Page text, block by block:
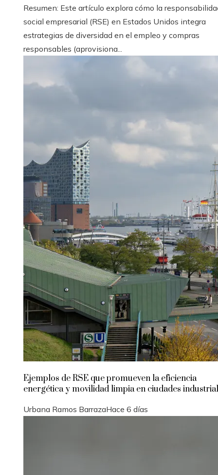
Resumen: Este artículo explora cómo la
social empresarial (RSE) en Estados Unidos integra
estrategias de diversidad en el empleo y compras
responsables (aprovisiona...
Ejemplos de RSE que promueven la eficiencia
energética y movilidad limpia en ciudades
Urbana Ramos BarrazaHace 6 días